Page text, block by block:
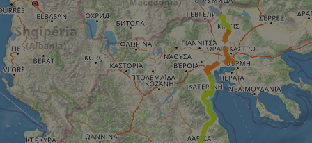
Targeting Funktionalität
Unklassifizierte